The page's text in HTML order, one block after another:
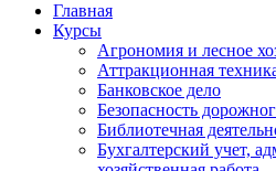
Главная
Курсы
Агрономия и лесное
Аттракционная
Банковское дело
Безопасность
Библиотечная
Бухгалтерский учет,